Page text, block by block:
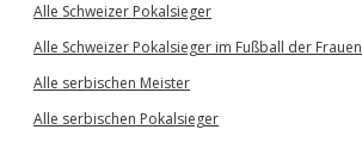
Alle Schweizer Pokalsieger
Alle Schweizer Pokalsieger im Fußball der Frauen
Alle serbischen Meister
Alle serbischen Pokalsieger